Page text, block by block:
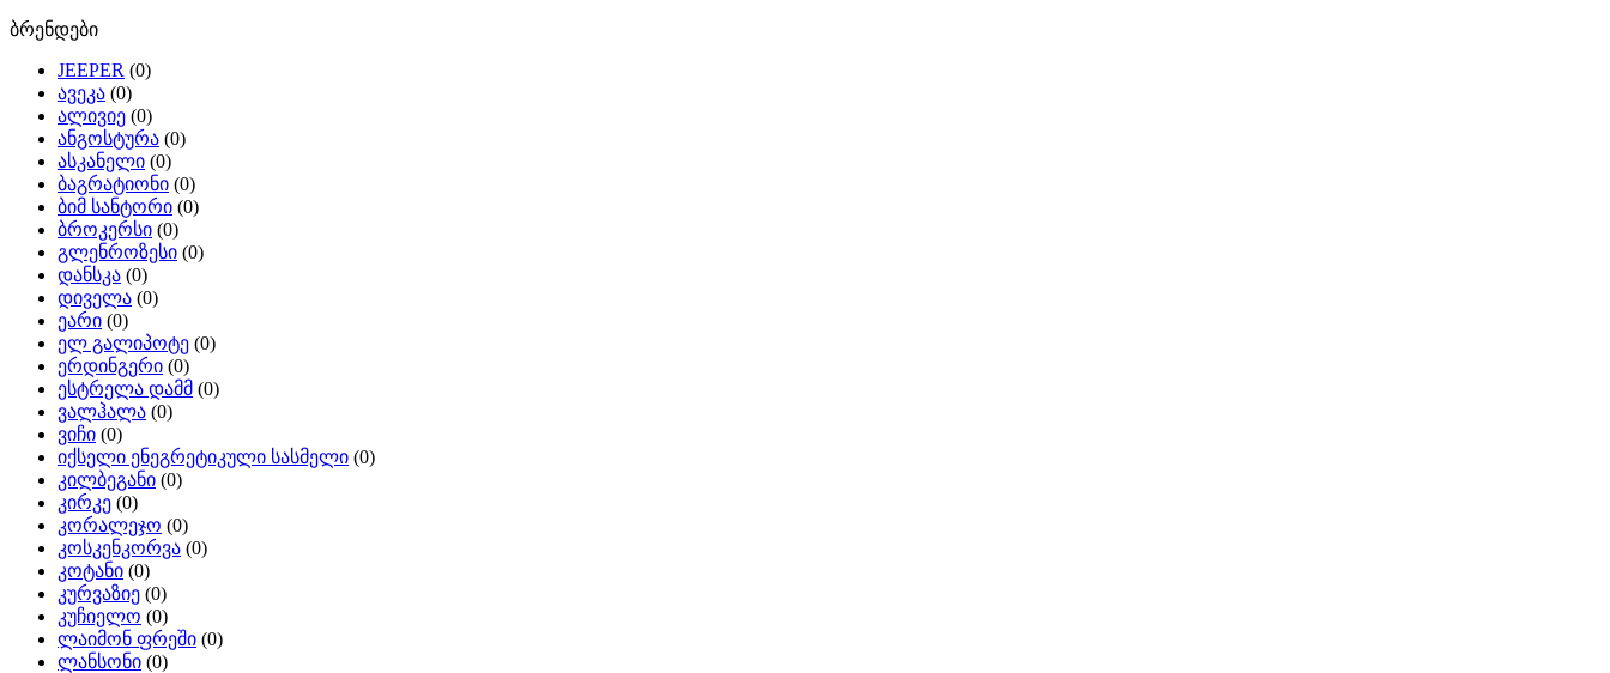
ბრენდები
JEEPER (0)
ავეკა (0)
ალივიე (0)
ანგოსტურა (0)
ასკანელი (0)
ბაგრატიონი (0)
ბიმ სანტორი (0)
ბროკერსი (0)
გლენროზესი (0)
დანსკა (0)
დიველა (0)
ეარი (0)
ელ გალიპოტე (0)
ერდინგერი (0)
ესტრელა დამმ (0)
ვალჰალა (0)
ვიჩი (0)
იქსელი ენეგრეტიკული სასმელი (0)
კილბეგანი (0)
კირკე (0)
კორალეჯო (0)
კოსკენკორვა (0)
კოტანი (0)
კურვაზიე (0)
კუჩიელო (0)
ლაიმონ ფრეში (0)
ლანსონი (0)